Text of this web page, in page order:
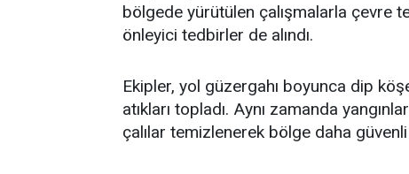
bölgede yürütülen çalışmalarla çevre
önleyici tedbirler de alındı.
Ekipler, yol güzergahı boyunca dip
atıkları topladı. Aynı zamanda
çalılar temizlenerek bölge daha